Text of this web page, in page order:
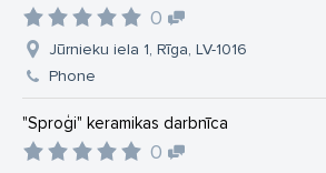
0
Jūrnieku iela 1, Rīga, LV-1016
Phone
"Sproģi" keramikas darbnīca
0